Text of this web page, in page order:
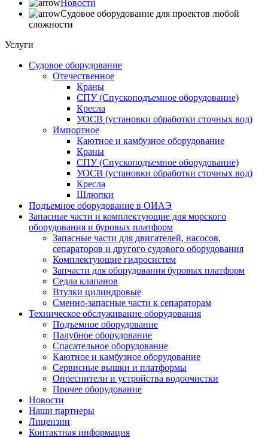
Новости
Судовое оборудование для проектов любой
сложности
Услуги
Судовое оборудование
Отечественное
Краны
СПУ (Спускоподъемное оборудование)
Кресла
УОСВ (установки обработки сточных вод)
Импортное
Каютное и камбузное оборудование
Краны
СПУ (Спускоподъемное оборудование)
УОСВ (установки обработки сточных вод)
Кресла
Шлюпки
Подъемное оборудование в ОИАЭ
Запасные части и комплектующие для морского
оборудования и буровых платформ
Запасные части для двигателей, насосов,
сепараторов и другого судового оборудования
Комплектующие гидросистем
Запчасти для оборудования буровых платформ
Седла клапанов
Втулки цилиндровые
Сменно-запасные части к сепараторам
Техническое обслуживание оборудования
Подъемное оборудование
Палубное оборудование
Спасательное оборудование
Каютное и камбузное оборудование
Сервисные вышки и платформы
Опреснители и устройства водоочистки
Прочее оборудование
Новости
Наши партнеры
Лицензии
Контактная информация